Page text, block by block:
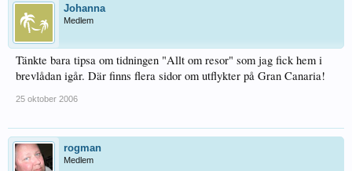
Johanna
Medlem
Tänkte bara tipsa om tidningen "Allt om resor" som jag fick hem i
brevlådan igår. Där finns flera sidor om utflykter på Gran Canaria!
25 oktober 2006
rogman
Medlem